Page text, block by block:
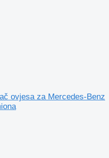
ovjesa za Mercedes-Benz